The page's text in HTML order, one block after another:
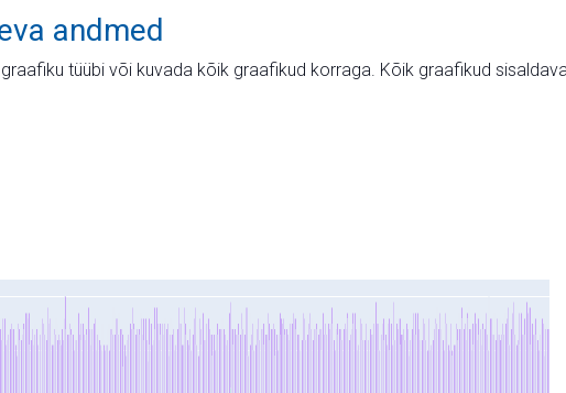
andmed
tüübi või kuvada kõik graafikud korraga. Kõik graafikud